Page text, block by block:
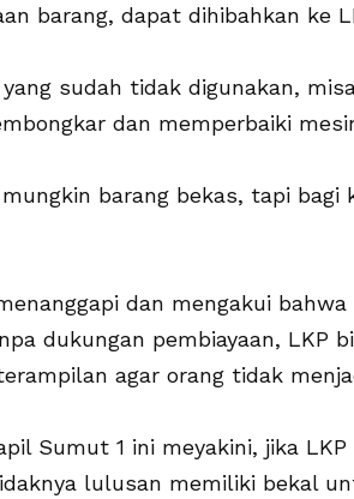
barang, dapat dihibahkan ke
sudah tidak digunakan,
dan memperbaiki
barang bekas, tapi
dan mengakui
dukungan pembiayaan, LKP
agar orang tidak
Sumut 1 ini meyakini, jika
lulusan memiliki bekal